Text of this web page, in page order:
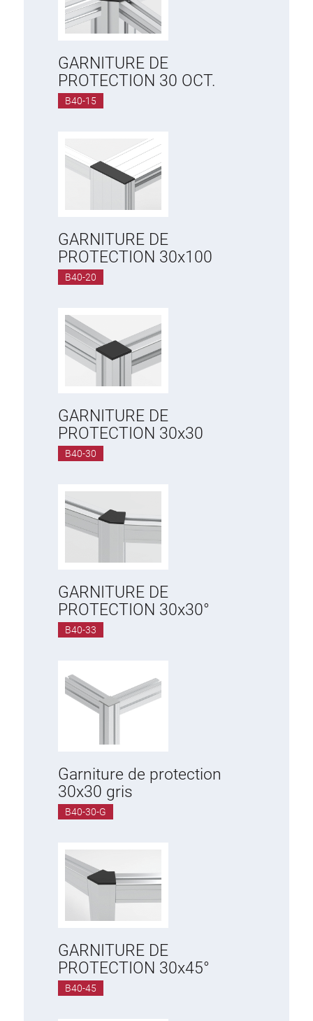
GARNITURE DE
PROTECTION 30 OCT.
B40-15
GARNITURE DE
PROTECTION 30x100
B40-20
GARNITURE DE
PROTECTION 30x30
B40-30
GARNITURE DE
PROTECTION 30x30°
B40-33
Garniture de protection
30x30 gris
B40-30-G
GARNITURE DE
PROTECTION 30x45°
B40-45